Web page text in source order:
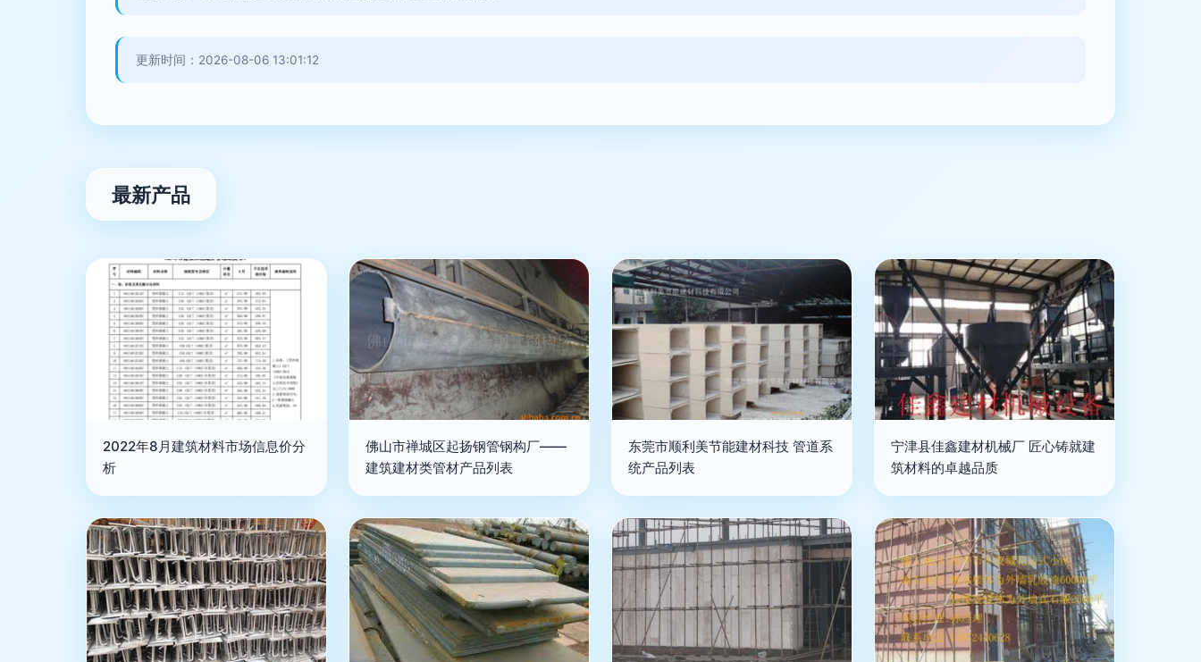
更新时间：2026-08-06 13:01:12
最新产品
2022年8月建筑材料市场信息价分
析
佛山市禅城区起扬钢管钢构厂——
建筑建材类管材产品列表
东莞市顺利美节能建材科技 管道系
统产品列表
宁津县佳鑫建材机械厂 匠心铸就建
筑材料的卓越品质